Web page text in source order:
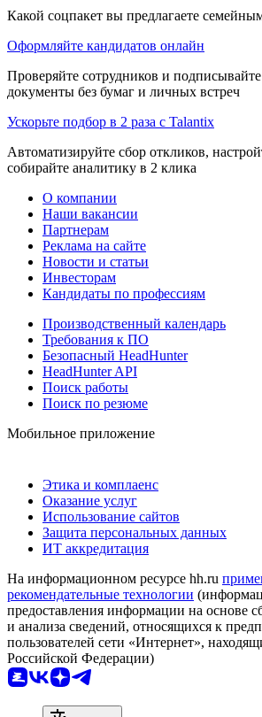
Какой соцпакет вы предлагаете
Оформляйте кандидатов онлайн
Проверяйте сотрудников и
документы без бумаг и личных встреч
Ускорьте подбор в 2 раза с Talantix
Автоматизируйте сбор откликов,
собирайте аналитику в 2 клика
О компании
Наши вакансии
Партнерам
Реклама на сайте
Новости и статьи
Инвесторам
Кандидаты по профессиям
Производственный календарь
Требования к ПО
Безопасный HeadHunter
HeadHunter API
Поиск работы
Поиск по резюме
Мобильное приложение
Этика и комплаенс
Оказание услуг
Использование сайтов
Защита персональных данных
ИТ аккредитация
На информационном ресурсе hh.ru
рекомендательные технологии
предоставления информации на основе
и анализа сведений, относящихся к
пользователей сети «Интернет»,
Российской Федерации)